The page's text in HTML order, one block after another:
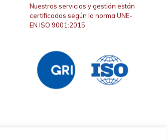
Nuestros servicios y gestión están
certificados según la norma UNE-
EN ISO 9001:2015